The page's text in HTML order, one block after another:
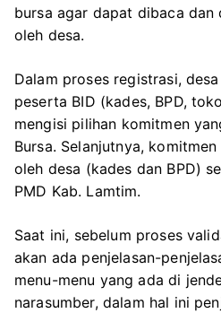
bursa agar dapat dibaca dan
oleh desa.
Dalam proses registrasi,
peserta BID (kades, BPD,
mengisi pilihan komitmen
Bursa. Selanjutnya,
oleh desa (kades dan BPD)
PMD Kab. Lamtim.
Saat ini, sebelum proses
akan ada penjelasan-
menu-menu yang ada di
narasumber, dalam hal ini